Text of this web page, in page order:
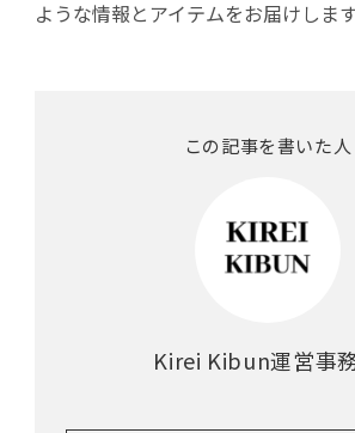
ような情報とアイテムをお届けします
この記事を書いた人
Kirei Kibun運営事